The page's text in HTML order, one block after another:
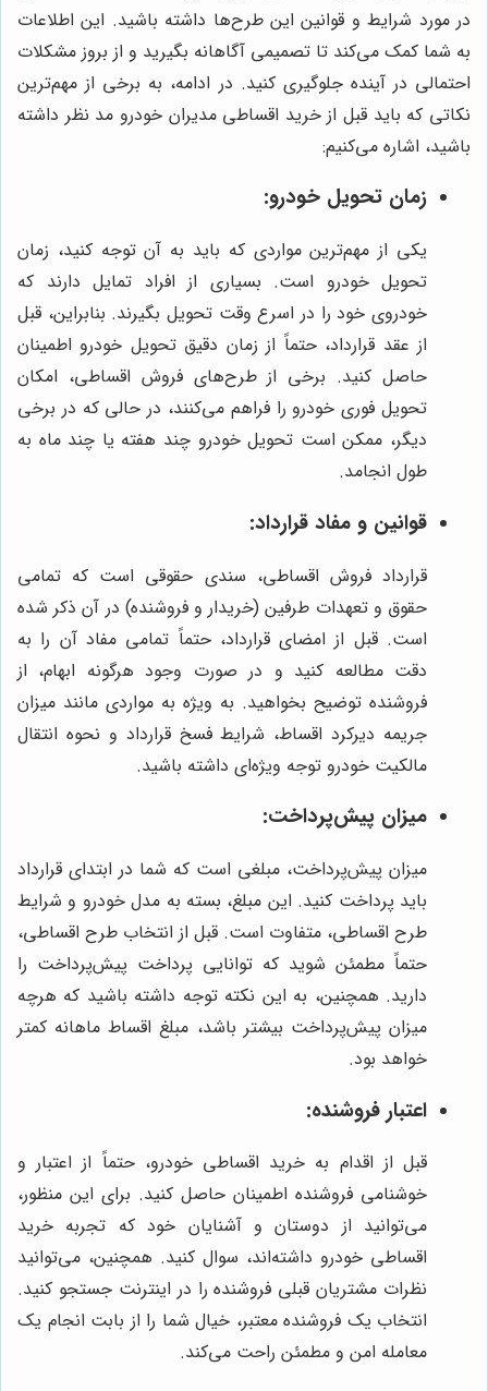
در مورد شرایط و قوانین این طرح‌ها داشته باشید. این اطلاعات
به شما کمک می‌کند تا تصمیمی آگاهانه بگیرید و از بروز مشکلات
احتمالی در آینده جلوگیری کنید. در ادامه، به برخی از مهم‌ترین
نکاتی که باید قبل از خرید اقساطی مدیران خودرو مد نظر داشته
باشید، اشاره می‌کنیم:
زمان تحویل خودرو:
یکی از مهم‌ترین مواردی که باید به آن توجه کنید، زمان
تحویل خودرو است. بسیاری از افراد تمایل دارند که
خودروی خود را در اسرع وقت تحویل بگیرند. بنابراین، قبل
از عقد قرارداد، حتماً از زمان دقیق تحویل خودرو اطمینان
حاصل کنید. برخی از طرح‌های فروش اقساطی، امکان
تحویل فوری خودرو را فراهم می‌کنند، در حالی که در برخی
دیگر، ممکن است تحویل خودرو چند هفته یا چند ماه به
طول انجامد.
قوانین و مفاد قرارداد:
قرارداد فروش اقساطی، سندی حقوقی است که تمامی
حقوق و تعهدات طرفین (خریدار و فروشنده) در آن ذکر شده
است. قبل از امضای قرارداد، حتماً تمامی مفاد آن را به
دقت مطالعه کنید و در صورت وجود هرگونه ابهام، از
فروشنده توضیح بخواهید. به ویژه به مواردی مانند میزان
جریمه دیرکرد اقساط، شرایط فسخ قرارداد و نحوه انتقال
مالکیت خودرو توجه ویژه‌ای داشته باشید.
میزان پیش‌پرداخت:
میزان پیش‌پرداخت، مبلغی است که شما در ابتدای قرارداد
باید پرداخت کنید. این مبلغ، بسته به مدل خودرو و شرایط
طرح اقساطی، متفاوت است. قبل از انتخاب طرح اقساطی،
حتماً مطمئن شوید که توانایی پرداخت پیش‌پرداخت را
دارید. همچنین، به این نکته توجه داشته باشید که هرچه
میزان پیش‌پرداخت بیشتر باشد، مبلغ اقساط ماهانه کمتر
خواهد بود.
اعتبار فروشنده:
قبل از اقدام به خرید اقساطی خودرو، حتماً از اعتبار و
خوشنامی فروشنده اطمینان حاصل کنید. برای این منظور،
می‌توانید از دوستان و آشنایان خود که تجربه خرید
اقساطی خودرو داشته‌اند، سوال کنید. همچنین، می‌توانید
نظرات مشتریان قبلی فروشنده را در اینترنت جستجو کنید.
انتخاب یک فروشنده معتبر، خیال شما را از بابت انجام یک
معامله امن و مطمئن راحت می‌کند.